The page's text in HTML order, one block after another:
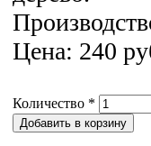
Цена: 240
Количество *